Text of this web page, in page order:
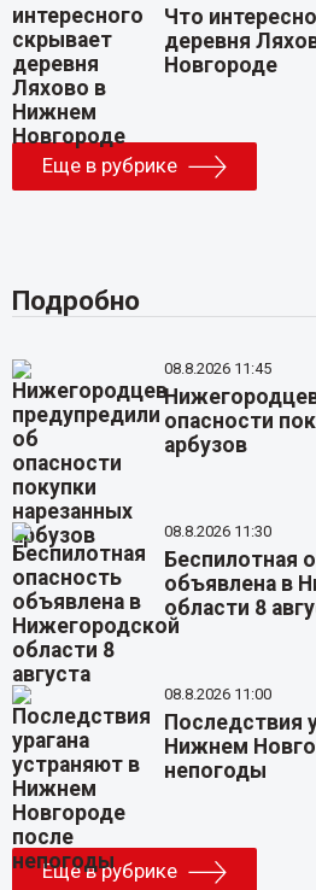
Что
деревня
Новгороде
Еще в рубрике
Подробно
08.8.2026 11:45
опасности
арбузов
08.8.2026 11:30
Беспилотная
объявлена в
области 8
08.8.2026 11:00
Последствия
Нижнем
непогоды
Еще в рубрике